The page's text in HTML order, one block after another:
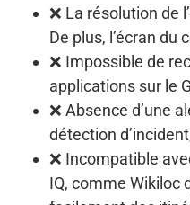
❌ La résolution de
De plus, l’écran du
❌ Impossible de
applications sur le
❌ Absence d’une
détection d’incident
❌ Incompatible
IQ, comme Wikiloc